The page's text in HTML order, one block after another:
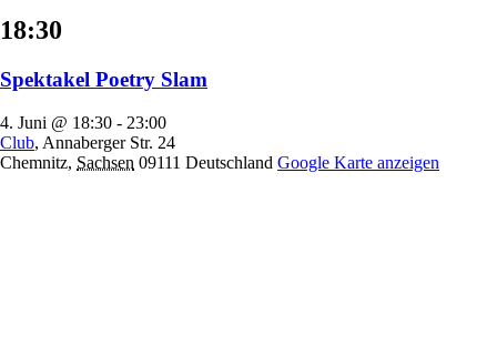
18:30
Spektakel Poetry Slam
4. Juni @ 18:30 - 23:00
Club, Annaberger Str. 24
Chemnitz, Sachsen 09111 Deutschland Google Karte anzeigen